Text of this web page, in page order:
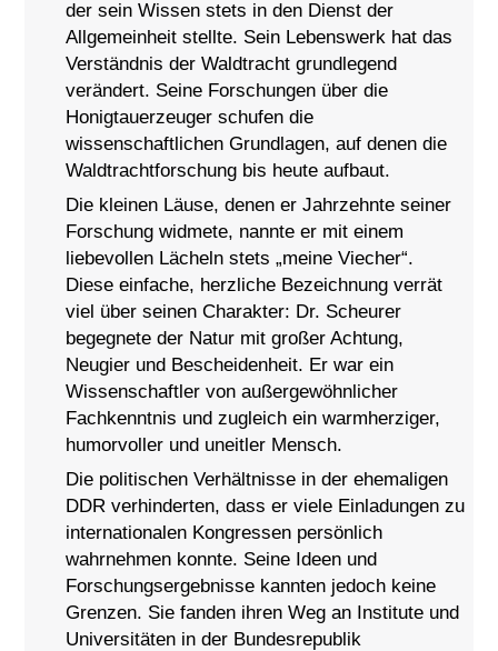
der sein Wissen stets in den Dienst der
Allgemeinheit stellte. Sein Lebenswerk hat das
Verständnis der Waldtracht grundlegend
verändert. Seine Forschungen über die
Honigtauerzeuger schufen die
wissenschaftlichen Grundlagen, auf denen die
Waldtrachtforschung bis heute aufbaut.
Die kleinen Läuse, denen er Jahrzehnte seiner
Forschung widmete, nannte er mit einem
liebevollen Lächeln stets „meine Viecher“.
Diese einfache, herzliche Bezeichnung verrät
viel über seinen Charakter: Dr. Scheurer
begegnete der Natur mit großer Achtung,
Neugier und Bescheidenheit. Er war ein
Wissenschaftler von außergewöhnlicher
Fachkenntnis und zugleich ein warmherziger,
humorvoller und uneitler Mensch.
Die politischen Verhältnisse in der ehemaligen
DDR verhinderten, dass er viele Einladungen zu
internationalen Kongressen persönlich
wahrnehmen konnte. Seine Ideen und
Forschungsergebnisse kannten jedoch keine
Grenzen. Sie fanden ihren Weg an Institute und
Universitäten in der Bundesrepublik